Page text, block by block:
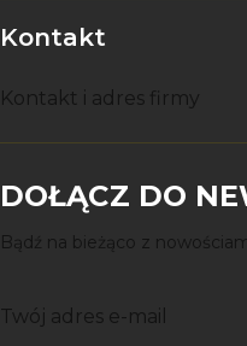
Kontakt
Kontakt i adres firmy
DOŁĄCZ DO
Bądź na bieżąco z
Twój adres e-mail